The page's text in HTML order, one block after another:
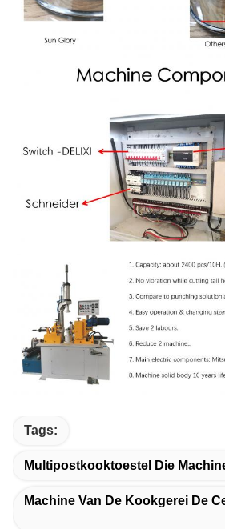
Tags:
Multipostkooktoestel Die
Machine Van De Kookgerei De